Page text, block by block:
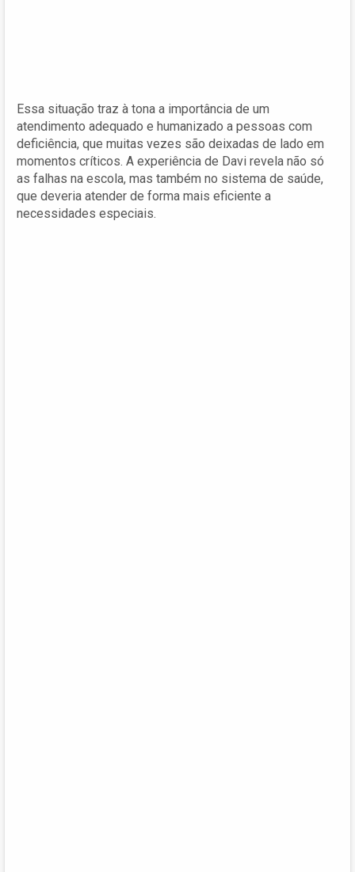
Essa situação traz à tona a importância de um
atendimento adequado e humanizado a pessoas com
deficiência, que muitas vezes são deixadas de lado em
momentos críticos. A experiência de Davi revela não só
as falhas na escola, mas também no sistema de saúde,
que deveria atender de forma mais eficiente a
necessidades especiais.